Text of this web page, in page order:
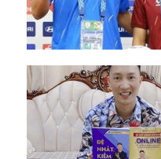
Bulagria
Crimea
Chính trị
Công nghệ
Chuyện hay
Chuyện lạ